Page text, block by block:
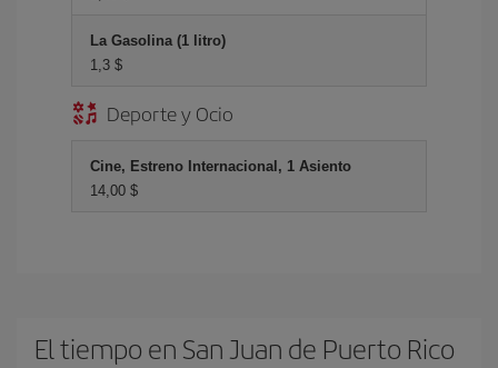
La Gasolina (1 litro)
1,3 $
Deporte y Ocio
Cine, Estreno Internacional, 1 Asiento
14,00 $
El tiempo en San Juan de Puerto Rico